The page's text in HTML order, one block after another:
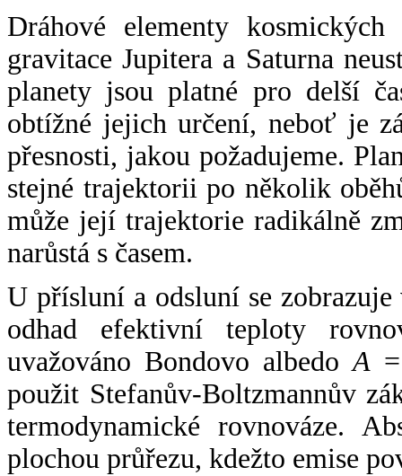
Dráhové elementy
gravitace Jupitera a Saturna
planety jsou platné pro delší
obtížné jejich určení, neboť je
přesnosti, jakou požadujeme.
stejné trajektorii po několik
může její trajektorie radikálně
narůstá s časem.
U přísluní a odsluní se
odhad efektivní teploty
uvažováno Bondovo albedoA
použit Stefanův-Boltzmannův
termodynamické rovnováze.
plochou průřezu, kdežto emise